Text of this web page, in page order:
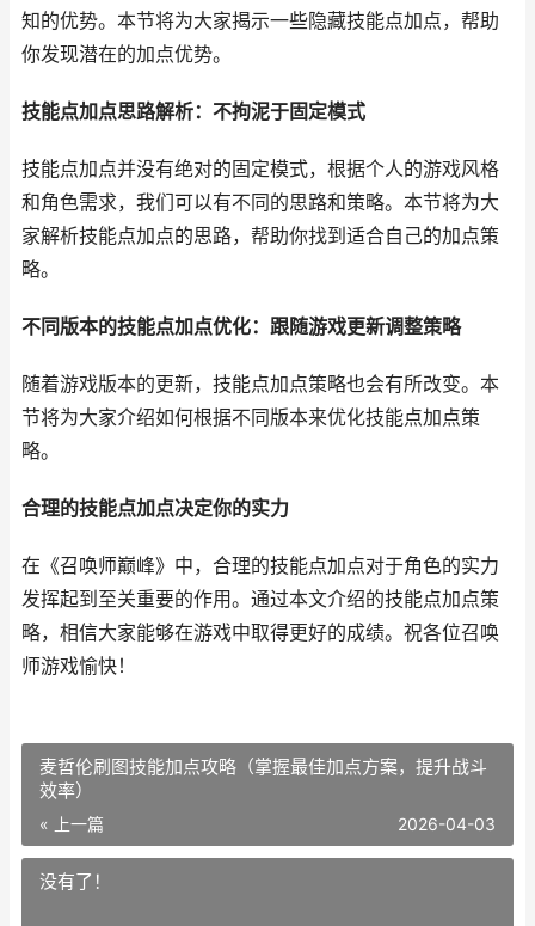
知的优势。本节将为大家揭示一些隐藏技能点加点，帮助
你发现潜在的加点优势。
技能点加点思路解析：不拘泥于固定模式
技能点加点并没有绝对的固定模式，根据个人的游戏风格
和角色需求，我们可以有不同的思路和策略。本节将为大
家解析技能点加点的思路，帮助你找到适合自己的加点策
略。
不同版本的技能点加点优化：跟随游戏更新调整策略
随着游戏版本的更新，技能点加点策略也会有所改变。本
节将为大家介绍如何根据不同版本来优化技能点加点策
略。
合理的技能点加点决定你的实力
在《召唤师巅峰》中，合理的技能点加点对于角色的实力
发挥起到至关重要的作用。通过本文介绍的技能点加点策
略，相信大家能够在游戏中取得更好的成绩。祝各位召唤
师游戏愉快！
麦哲伦刷图技能加点攻略（掌握最佳加点方案，提升战斗
效率）
« 上一篇 2026-04-03
没有了！